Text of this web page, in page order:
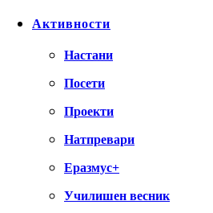
Активности
Настани
Посети
Проекти
Натпревари
Еразмус+
Училишен весник